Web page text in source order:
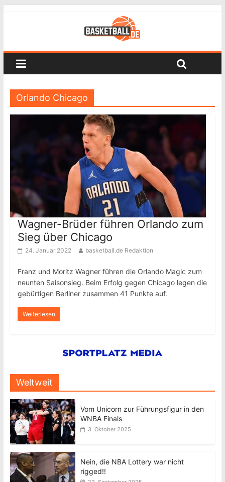
Orlando Chicago
Wagner-Brüder führen Orlando zum
Sieg über Chicago
24. Januar 2022 basketball.de Redaktion
Franz und Moritz Wagner führen die Orlando Magic zum
neunten Saisonsieg. Beim Erfolg gegen Chicago legen die
gebürtigen Berliner zusammen 41 Punkte auf.
Weiterlesen
Weltweit
Vom Unicorn zur Führungsfigur in den
WNBA Finals
3. Oktober 2025
Nein, die NBA Lottery war nicht
rigged!!